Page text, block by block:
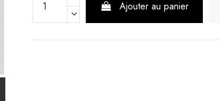
Ajouter au panier